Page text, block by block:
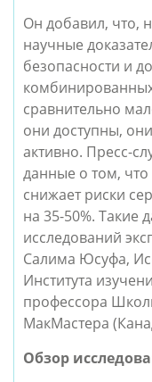
Он добавил, что,
научные
безопасности и
сравнительно
они доступны,
активно. Пресс-
данные о том,
снижает риски
на 35-50%. Такие
исследований
Салима Юсуфа,
Института
профессора
МакМастера
Обзор